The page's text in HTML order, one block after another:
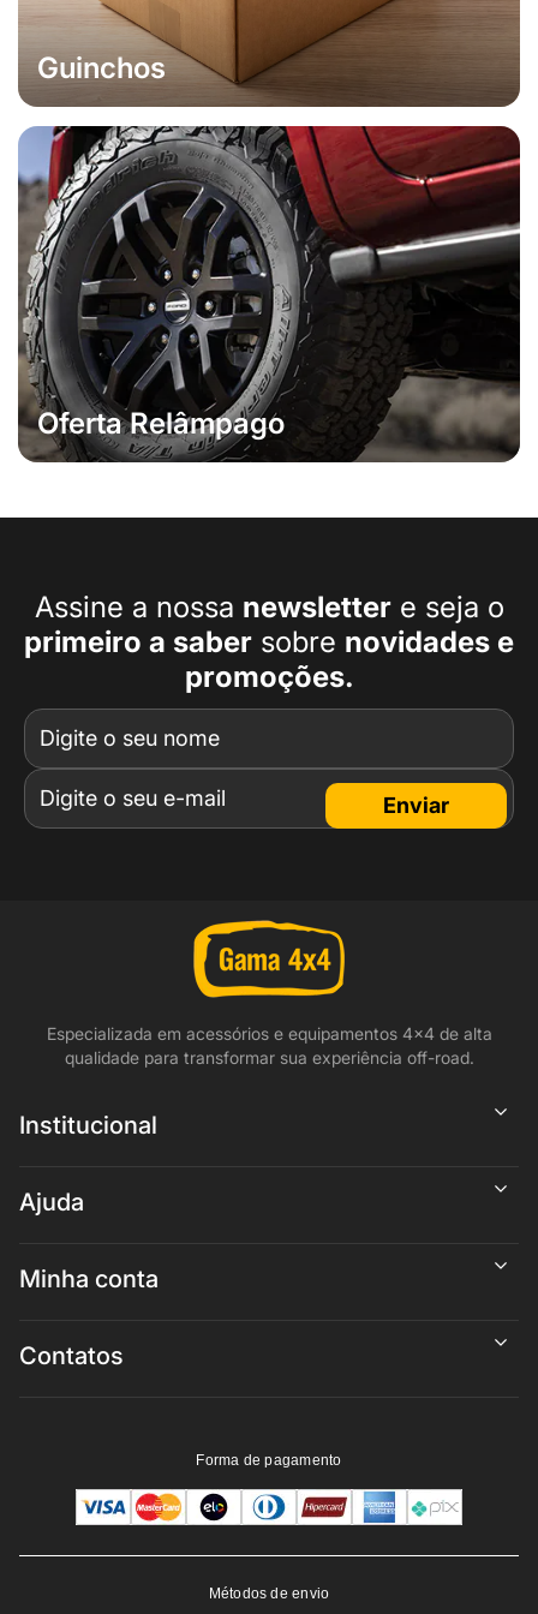
Guinchos
Oferta Relâmpago
Assine a nossa newslettere seja o
primeiro a saber sobre novidades e
promoções.
Enviar
Especializada em acessórios e equipamentos 4x4 de alta
qualidade para transformar sua experiência off-road.
Institucional
Ajuda
Minha conta
Contatos
Forma de pagamento
Métodos de envio